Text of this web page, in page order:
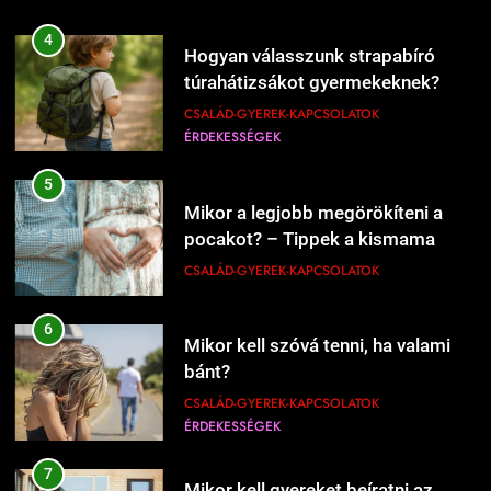
5
Mikor a legjobb megörökíteni a
pocakot? – Tippek a kismama
fotózás időzítéséhez
CSALÁD-GYEREK-KAPCSOLATOK
6
Mikor kell szóvá tenni, ha valami
bánt?
CSALÁD-GYEREK-KAPCSOLATOK
ÉRDEKESSÉGEK
7
Mikor kell gyereket beíratni az
iskolába?
CSALÁD-GYEREK-KAPCSOLATOK
ÉRDEKESSÉGEK
8
Mi kell a hamburgerbe?
ÉRDEKESSÉGEK ÉTEL-ITAL
kipróbálni?
ÉRDEKESSÉGEK ÉTEL-ITAL
Kipróbáltuk a házi sajtkészítést 1
liter tejből – Megéri a macerát?
ÉRDEKESSÉGEK
Kipróbáltuk Gordon Ramsay 10
1227